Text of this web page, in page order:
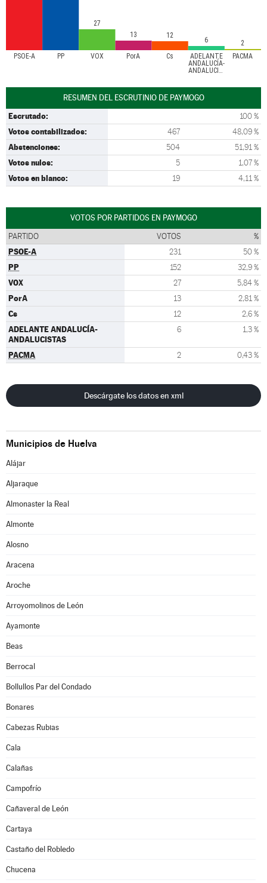
PSOE-A PP VOX PorA Cs
ADELANTE
ANDALUCÍA-
ANDALUCISTAS
PACMA
27
13
12
6 2
RESUMEN DEL ESCRUTINIO DE PAYMOGO
Escrutado: 100 %
Votos contabilizados: 467 48,09 %
Abstenciones: 504 51,91 %
Votos nulos: 5 1,07 %
Votos en blanco: 19 4,11 %
VOTOS POR PARTIDOS EN PAYMOGO
PARTIDO VOTOS %
PSOE-A 231 50 %
PP 152 32,9 %
VOX 27 5,84 %
PorA 13 2,81 %
Cs 12 2,6 %
ADELANTE ANDALUCÍA-
ANDALUCISTAS
6 1,3 %
PACMA 2 0,43 %
Descárgate los datos en xml
Municipios de Huelva
Alájar
Aljaraque
Almonaster la Real
Almonte
Alosno
Aracena
Aroche
Arroyomolinos de León
Ayamonte
Beas
Berrocal
Bollullos Par del Condado
Bonares
Cabezas Rubias
Cala
Calañas
Campofrío
Cañaveral de León
Cartaya
Castaño del Robledo
Chucena